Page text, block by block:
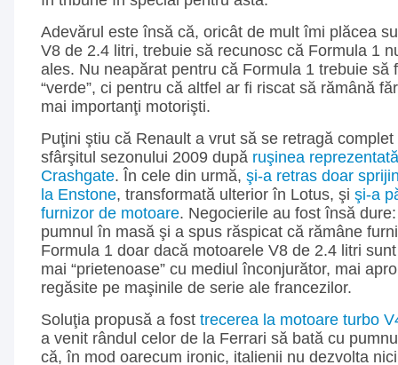
Adevărul este însă că, oricât de mult îmi plăcea
V8 de 2.4 litri, trebuie să recunosc că Formula 1
ales. Nu neapărat pentru că Formula 1 trebuie să
“verde”, ci pentru că altfel ar fi riscat să rămână
mai importanţi motorişti.
Puţini ştiu că Renault a vrut să se retragă
sfârşitul sezonului 2009 după ruşinea
Crashgate. În cele din urmă, şi-a retras doar
la Enstone, transformată ulterior în Lotus, şi şi-a
furnizor de motoare. Negocierile au fost însă
pumnul în masă şi a spus răspicat că rămâne
Formula 1 doar dacă motoarele V8 de 2.4 litri
mai “prietenoase” cu mediul înconjurător, mai
regăsite pe maşinile de serie ale francezilor.
Soluţia propusă a fost trecerea la motoare turbo
a venit rândul celor de la Ferrari să bată cu
că, în mod oarecum ironic, italienii nu dezvolta